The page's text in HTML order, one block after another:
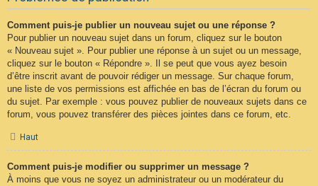
Comment puis-je publier un nouveau sujet ou une réponse ?
Pour publier un nouveau sujet dans un forum, cliquez sur le bouton
« Nouveau sujet ». Pour publier une réponse à un sujet ou un message,
cliquez sur le bouton « Répondre ». Il se peut que vous ayez besoin
d’être inscrit avant de pouvoir rédiger un message. Sur chaque forum,
une liste de vos permissions est affichée en bas de l’écran du forum ou
du sujet. Par exemple : vous pouvez publier de nouveaux sujets dans ce
forum, vous pouvez transférer des pièces jointes dans ce forum, etc.
Haut
Comment puis-je modifier ou supprimer un message ?
À moins que vous ne soyez un administrateur ou un modérateur du